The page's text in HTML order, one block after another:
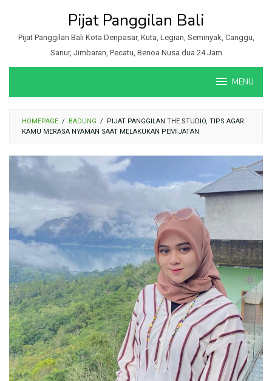
konten
Pijat Panggilan Bali
Pijat Panggilan Bali Kota Denpasar, Kuta, Legian, Seminyak, Canggu,
Sanur, Jimbaran, Pecatu, Benoa Nusa dua 24 Jam
MENU
HOMEPAGE / BADUNG /
PIJAT PANGGILAN THE STUDIO, TIPS AGAR
KAMU MERASA NYAMAN SAAT MELAKUKAN PEMIJATAN